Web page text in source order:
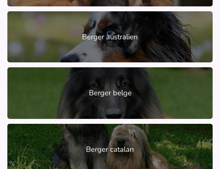
Berger australien
Berger belge
Berger catalan